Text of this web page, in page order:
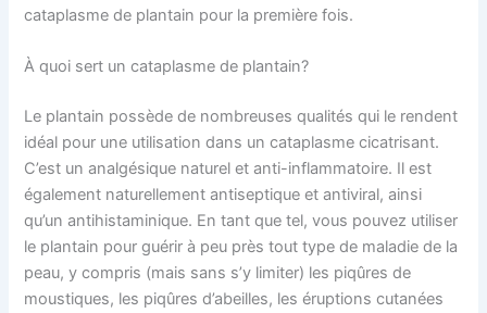
cataplasme de plantain pour la première fois.
À quoi sert un cataplasme de plantain?
Le plantain possède de nombreuses qualités qui le rendent
idéal pour une utilisation dans un cataplasme cicatrisant.
C’est un analgésique naturel et anti-inflammatoire. Il est
également naturellement antiseptique et antiviral, ainsi
qu’un antihistaminique. En tant que tel, vous pouvez utiliser
le plantain pour guérir à peu près tout type de maladie de la
peau, y compris (mais sans s’y limiter) les piqûres de
moustiques, les piqûres d’abeilles, les éruptions cutanées